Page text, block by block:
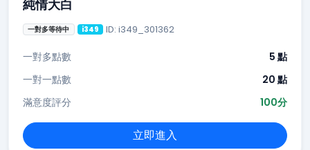
純情大白
一對多等待中 i349 ID: i349_301362
一對多點數
5 點
一對一點數
20 點
滿意度評分
100分
立即進入